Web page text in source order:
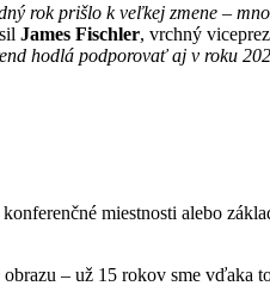
rok prišlo k veľkej zmene –
James Fischler, vrchný
hodlá podporovať aj v roku
miestnosti alebo
– už 15 rokov sme vďaka